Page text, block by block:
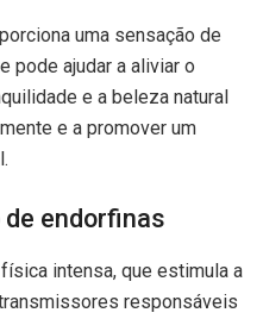
uma sensação de
pode ajudar a aliviar o
e a beleza natural
e a promover um
endorfinas
intensa, que estimula a
responsáveis